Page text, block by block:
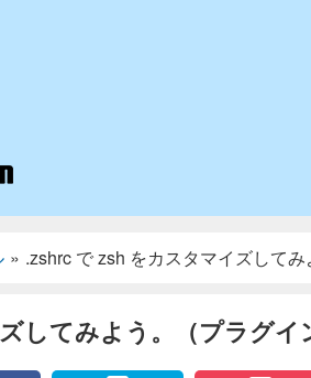
» .zshrc で zsh をカスタマイズしてみ
してみよう。（プラグイ